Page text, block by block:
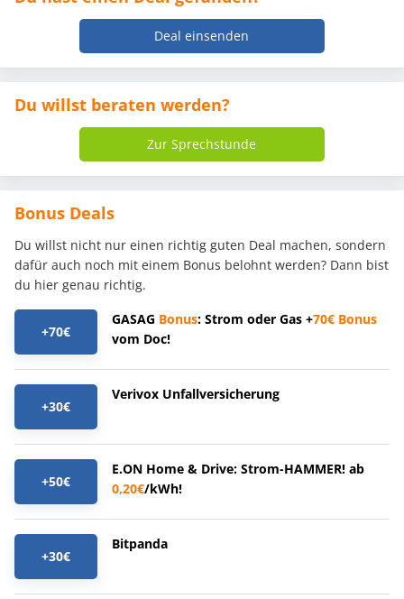
Deal einsenden
Du willst beraten werden?
Zur Sprechstunde
Bonus Deals
Du willst nicht nur einen richtig guten Deal machen, sondern
dafür auch noch mit einem Bonus belohnt werden? Dann bist
du hier genau richtig.
+70€
GASAG Bonus: Strom oder Gas +70€ Bonus
vom Doc!
+30€
Verivox Unfallversicherung
+50€
E.ON Home & Drive: Strom-HAMMER! ab
0,20€/kWh!
+30€
Bitpanda